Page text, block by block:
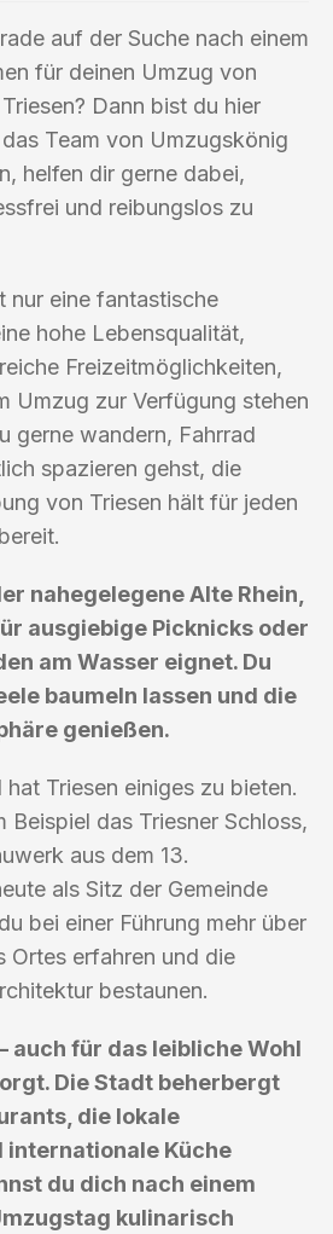
auf der Suche nach einem
für deinen Umzug von
Dann bist du hier
Team von Umzugskönig
helfen dir gerne dabei,
und reibungslos zu
nur eine fantastische
hohe Lebensqualität,
Freizeitmöglichkeiten,
Umzug zur Verfügung stehen
gerne wandern, Fahrrad
spazieren gehst, die
von Triesen hält für jeden
nahegelegene Alte Rhein,
ausgiebige Picknicks oder
am Wasser eignet. Du
baumeln lassen und die
genießen.
Triesen einiges zu bieten.
Beispiel das Triesner Schloss,
aus dem 13.
als Sitz der Gemeinde
bei einer Führung mehr über
Ortes erfahren und die
bestaunen.
auch für das leibliche Wohl
Die Stadt beherbergt
die lokale
internationale Küche
du dich nach einem
kulinarisch